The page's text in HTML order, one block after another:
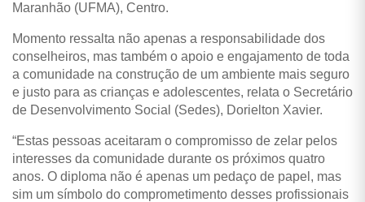
Maranhão (UFMA), Centro.
Momento ressalta não apenas a responsabilidade dos
conselheiros, mas também o apoio e engajamento de toda
a comunidade na construção de um ambiente mais seguro
e justo para as crianças e adolescentes, relata o Secretário
de Desenvolvimento Social (Sedes), Dorielton Xavier.
“Estas pessoas aceitaram o compromisso de zelar pelos
interesses da comunidade durante os próximos quatro
anos. O diploma não é apenas um pedaço de papel, mas
sim um símbolo do comprometimento desses profissionais